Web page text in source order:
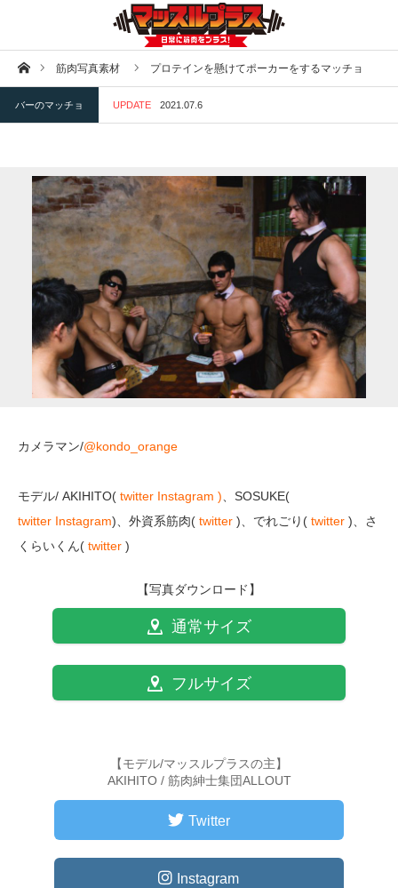
ホーム筋肉写真素材 プロテインを懸けてポーカーをするマッチョ
バーのマッチョ UPDATE 2021.07.6
カメラマン/@kondo_orange
モデル/ AKIHITO( twitter Instagram ) 、SOSUKE(
twitter Instagram)、外資系筋肉( twitter )、でれごり( twitter )、さ
くらいくん( twitter )
【写真ダウンロード】
通常サイズ
フルサイズ
【モデル/マッスルプラスの主】
AKIHITO / 筋肉紳士集団ALLOUT
Twitter
Instagram